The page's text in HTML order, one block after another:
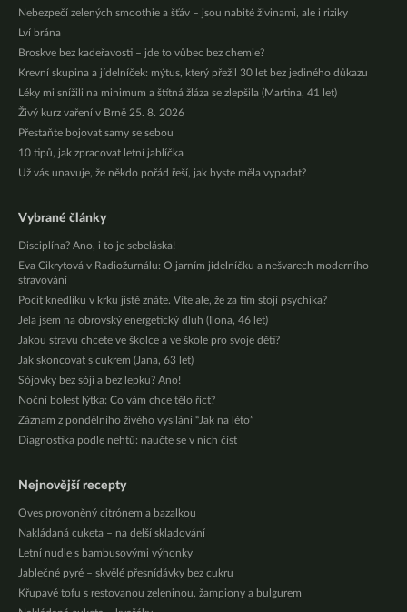
Nebezpečí zelených smoothie a šťáv – jsou nabité živinami, ale i riziky
Lví brána
Broskve bez kadeřavosti – jde to vůbec bez chemie?
Krevní skupina a jídelníček: mýtus, který přežil 30 let bez jediného důkazu
Léky mi snížili na minimum a štítná žláza se zlepšila (Martina, 41 let)
Živý kurz vaření v Brně 25. 8. 2026
Přestaňte bojovat samy se sebou
10 tipů, jak zpracovat letní jablíčka
Už vás unavuje, že někdo pořád řeší, jak byste měla vypadat?
Vybrané články
Disciplína? Ano, i to je sebeláska!
Eva Cikrytová v Radiožurnálu: O jarním jídelníčku a nešvarech moderního
stravování
Pocit knedlíku v krku jistě znáte. Víte ale, že za tím stojí psychika?
Jela jsem na obrovský energetický dluh (Ilona, 46 let)
Jakou stravu chcete ve školce a ve škole pro svoje děti?
Jak skoncovat s cukrem (Jana, 63 let)
Sójovky bez sóji a bez lepku? Ano!
Noční bolest lýtka: Co vám chce tělo říct?
Záznam z pondělního živého vysílání “Jak na léto”
Diagnostika podle nehtů: naučte se v nich číst
Nejnovější recepty
Oves provoněný citrónem a bazalkou
Nakládaná cuketa – na delší skladování
Letní nudle s bambusovými výhonky
Jablečné pyré – skvělé přesnídávky bez cukru
Křupavé tofu s restovanou zeleninou, žampiony a bulgurem